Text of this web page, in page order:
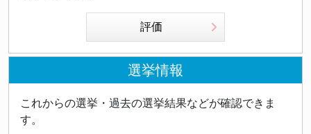
評価
選挙情報
これからの選挙・過去の選挙結果などが確認できま
す。